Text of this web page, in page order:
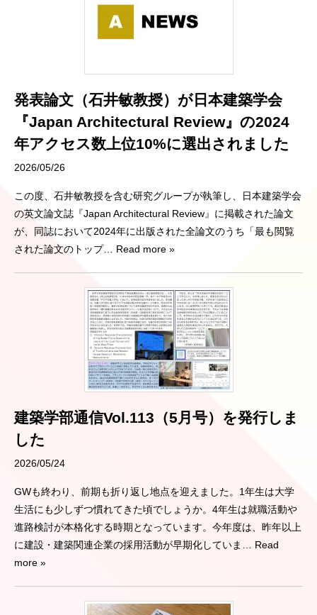
発表論文（石井敏教授）が日本建築学会
『Japan Architectural Review』の2024
年アクセス数上位10%に選出されました
2026/05/26
この度、石井敏教授を含む研究グループが執筆し、日本建築学会
の英文論文誌『Japan Architectural Review』に掲載された論文
が、同誌において2024年に出版された全論文のうち「最も閲覧
された論文のトップ… Read more »
建築学部通信Vol.113（5月号）を発行しま
した
2026/05/24
GWも終わり、前期も折り返し地点を迎えました。1年生は大学
生活にも少しずつ慣れてきた頃でしょうか。4年生は就職活動や
進路検討が本格化する時期となっています。今年度は、昨年以上
に建設・建築関連企業の採用活動が早期化していま
… Read
more »